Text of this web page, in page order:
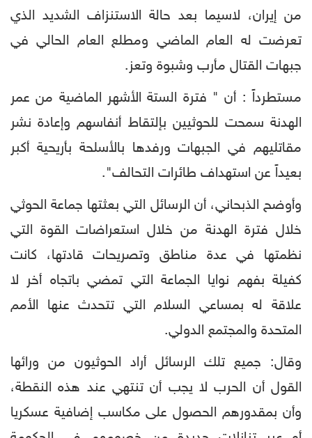
من إيران، لاسيما بعد حالة الاستنزاف الشديد الذي
تعرضت له العام الماضي ومطلع العام الحالي في
جبهات القتال مأرب وشبوة وتعز.
مستطرداً : أن " فترة الستة الأشهر الماضية من عمر
الهدنة سمحت للحوثيين بإلتقاط أنفاسهم وإعادة نشر
مقاتليهم في الجبهات ورفدها بالأسلحة بأريحية أكبر
بعيداً عن استهداف طائرات التحالف".
وأوضح الذبحاني، أن الرسائل التي بعثتها جماعة الحوثي
خلال فترة الهدنة من خلال استعراضات القوة التي
نظمتها في عدة مناطق وتصريحات قادتها، كانت
كفيلة بفهم نوايا الجماعة التي تمضي باتجاه أخر لا
علاقة له بمساعي السلام التي تتحدث عنها الأمم
المتحدة والمجتمع الدولي.
وقال: جميع تلك الرسائل أراد الحوثيون من ورائها
القول أن الحرب لا يجب أن تنتهي عند هذه النقطة،
وأن بمقدورهم الحصول على مكاسب إضافية عسكريا